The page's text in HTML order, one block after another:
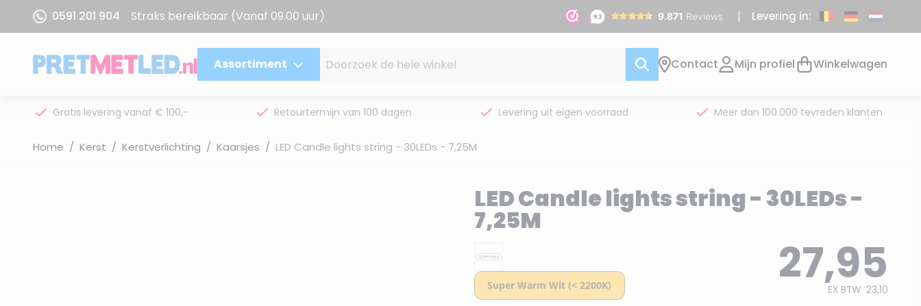
Ga naar de inhoud
0591 201 904 Straks bereikbaar (Vanaf 09.00 uur) Levering in:
Assortiment Contact Mijn profiel Winkelwagen
Gratis levering vanaf € 100,- Retourtermijn van 100 dagen Levering uit eigen voorraad Meer dan 100.000 tevreden klanten
Home / Kerst / Kerstverlichting / Kaarsjes / LED Candle lights string - 30LEDs - 7,25M
LED Candle lights string - 30LEDs -
7,25M
27,95
EX BTW 23,10